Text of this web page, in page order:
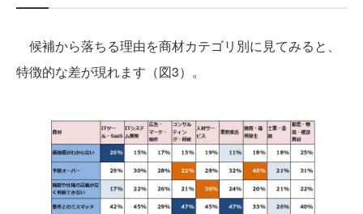
候補から落ちる理由を商材カテゴリ別に見てみると、
特徴的な差が現れます（図3）。